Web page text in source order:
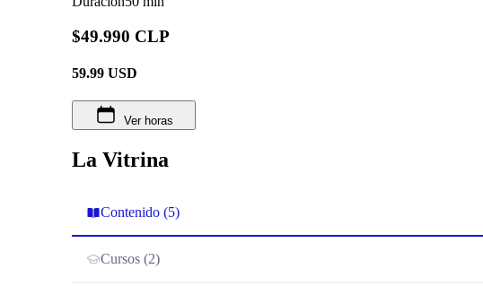
$49.990 CLP
59.99 USD
Ver horas
La Vitrina
Contenido (5)
Cursos (2)